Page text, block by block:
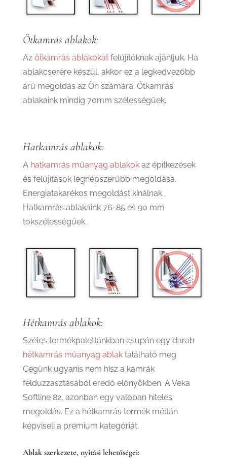
Ötkamrás ablakok:
Azötkamrás ablakokatfelújítóknak ajánljuk. Ha
ablakcserére készül, akkor ez a legkedvezőbb
árú megoldás az Ön számára. Ötkamrás
ablakaink mindig 70mm szélességűek.
Hatkamrás ablakok:
A hatkamrás műanyag ablakok az építkezések
és felújítások legnépszerűbb megoldása.
Energiatakarékos megoldást kínálnak.
Hatkamrás ablakaink 76-85 és 90 mm
tokszélességűek.
Hétkamrás ablakok:
Széles termékpalettánkban csupán egy darab
hétkamrás műanyag ablaktalálható meg.
Cégünk ugyanis nem hisz a kamrák
felduzzasztásából eredő előnyökben. A Veka
Softline 82, azonban egy valóban hiteles
megoldás. Ez a hétkamrás termék méltán
képviseli a prémium kategóriát.
Ablak szerkezete, nyitási lehetőségei: